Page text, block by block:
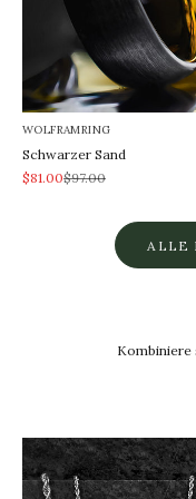
WOLFRAMRING
Schwarzer Sand
REA-pris
$81.00Pris
$97.00
ALLE
Kombiniere